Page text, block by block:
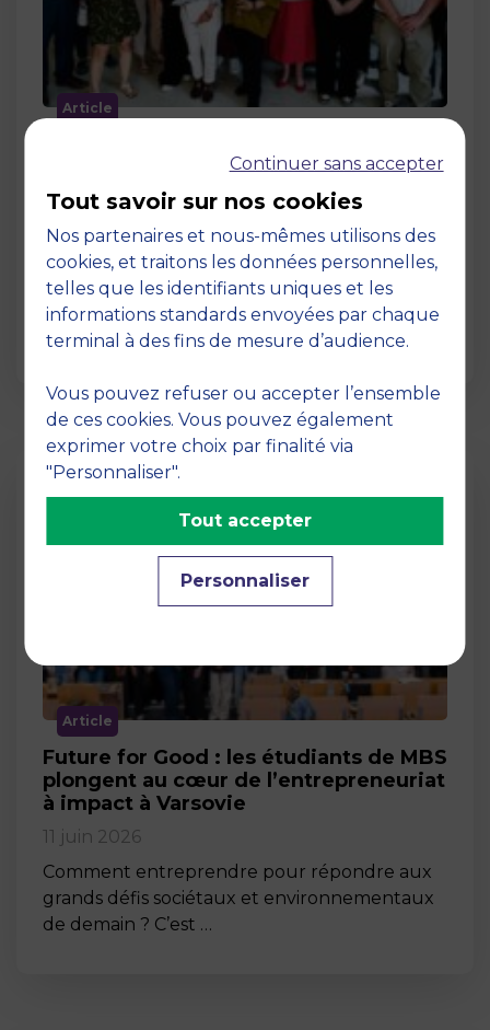
Article
de l’Économie Numérique 2026 : un
engagement au service de
l’innovation en occitanie
12 juin 2026
La semaine dernière, le campus de MBS
School of Business a ouvert ses portes aux
jurys des Trophées …
Article
Future for Good : les étudiants de MBS
plongent au cœur de l’entrepreneuriat
à impact à Varsovie
11 juin 2026
Comment entreprendre pour répondre aux
grands défis sociétaux et environnementaux
de demain ? C’est …
Continuer sans accepter
Tout savoir sur nos cookies
Nos partenaires et nous-mêmes utilisons des
cookies, et traitons les données personnelles,
telles que les identifiants uniques et les
informations standards envoyées par chaque
terminal à des fins de mesure d’audience.
Vous pouvez refuser ou accepter l’ensemble
de ces cookies. Vous pouvez également
exprimer votre choix par finalité via
"Personnaliser".
Personnaliser
Tout accepter